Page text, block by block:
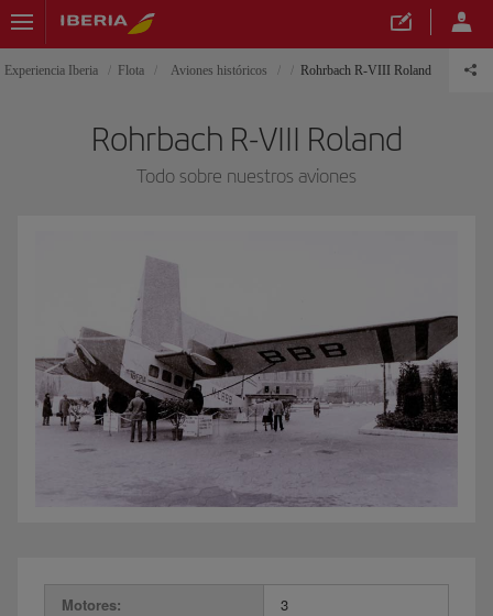
Experiencia Iberia Flota Aviones históricos Rohrbach R-VIII Roland
Rohrbach R-VIII Roland
Todo sobre nuestros aviones
Motores:
3